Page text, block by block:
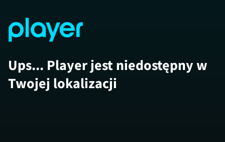
Ups... Player jest niedostępny w
Twojej lokalizacji